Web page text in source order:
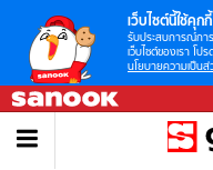
เว็บไซต์นี้ใช้คุกกี้
รับประสบการณ์กา
เว็บไซต์ของเรา โป
นโยบายความเป็นส่